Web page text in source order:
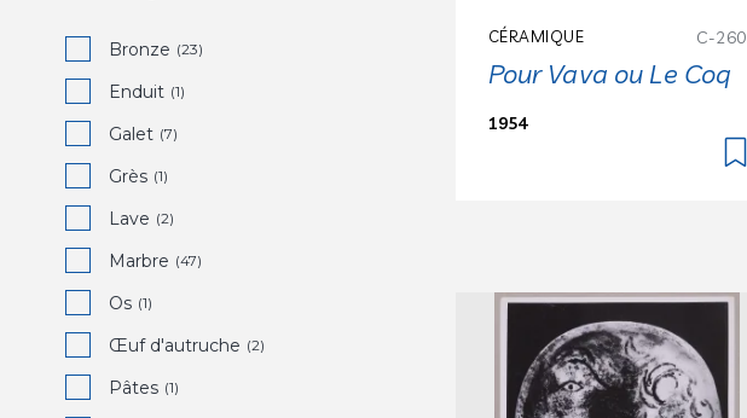
Bronze (23)
Enduit (1)
Galet (7)
Grès (1)
Lave (2)
Marbre (47)
Os (1)
Œuf d'autruche (2)
Pâtes (1)
CÉRAMIQUE C-260
Pour Vava ou Le Coq
1954